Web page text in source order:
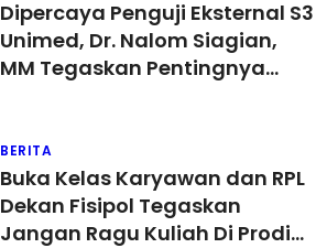
Dipercaya Penguji Eksternal S3
Unimed, Dr. Nalom Siagian,
MM Tegaskan Pentingnya
University Governance
BERITA
Buka Kelas Karyawan dan RPL
Dekan Fisipol Tegaskan
Jangan Ragu Kuliah Di Prodi